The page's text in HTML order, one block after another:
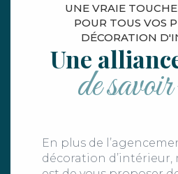
UNE VRAIE
POUR TOUS VOS
DÉCORATION
Une
de
En plus de
décoration